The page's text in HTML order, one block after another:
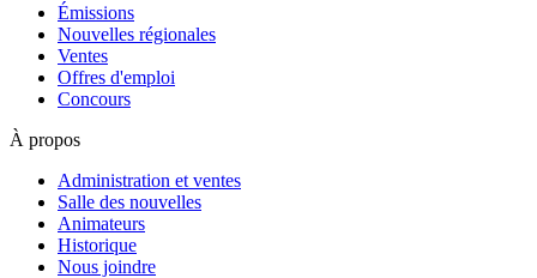
Émissions
Nouvelles régionales
Ventes
Offres d'emploi
Concours
À propos
Administration et ventes
Salle des nouvelles
Animateurs
Historique
Nous joindre